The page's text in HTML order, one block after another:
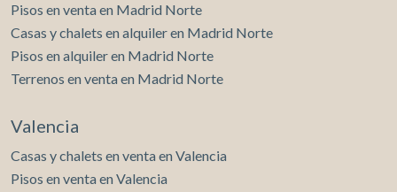
Pisos en venta en Madrid Norte
Casas y chalets en alquiler en Madrid Norte
Pisos en alquiler en Madrid Norte
Terrenos en venta en Madrid Norte
Valencia
Casas y chalets en venta en Valencia
Pisos en venta en Valencia